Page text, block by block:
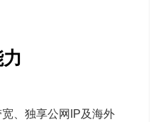
、独享公网IP及海外